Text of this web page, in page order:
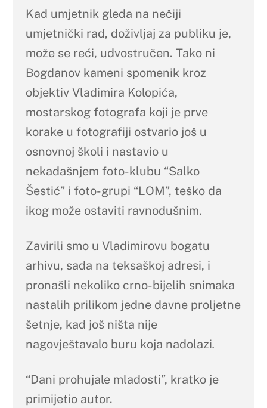
Kad umjetnik gleda na nečiji
umjetnički rad, doživljaj za publiku je,
može se reći, udvostručen. Tako ni
Bogdanov kameni spomenik kroz
objektiv Vladimira Kolopića,
mostarskog fotografa koji je prve
korake u fotografiji ostvario još u
osnovnoj školi i nastavio u
nekadašnjem foto-klubu “Salko
Šestić” i foto-grupi “LOM”, teško da
ikog može ostaviti ravnodušnim.
Zavirili smo u Vladimirovu bogatu
arhivu, sada na teksaškoj adresi, i
pronašli nekoliko crno-bijelih snimaka
nastalih prilikom jedne davne proljetne
šetnje, kad još ništa nije
nagovještavalo buru koja nadolazi.
“Dani prohujale mladosti”, kratko je
primijetio autor.